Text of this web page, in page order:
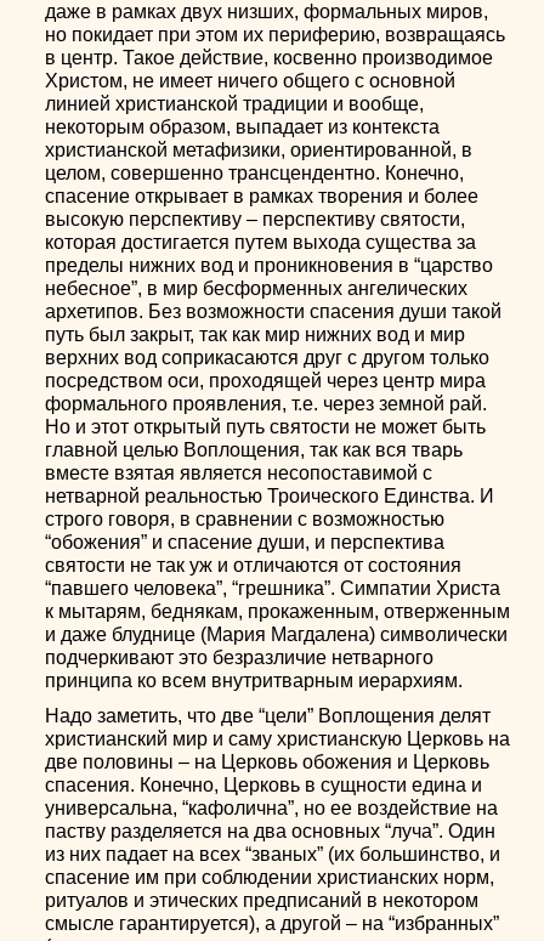
даже в рамках двух низших, формальных миров,
но покидает при этом их периферию, возвращаясь
в центр. Такое действие, косвенно производимое
Христом, не имеет ничего общего с основной
линией христианской традиции и вообще,
некоторым образом, выпадает из контекста
христианской метафизики, ориентированной, в
целом, совершенно трансцендентно. Конечно,
спасение открывает в рамках творения и более
высокую перспективу – перспективу святости,
которая достигается путем выхода существа за
пределы нижних вод и проникновения в “царство
небесное”, в мир бесформенных ангелических
архетипов. Без возможности спасения души такой
путь был закрыт, так как мир нижних вод и мир
верхних вод соприкасаются друг с другом только
посредством оси, проходящей через центр мира
формального проявления, т.е. через земной рай.
Но и этот открытый путь святости не может быть
главной целью Воплощения, так как вся тварь
вместе взятая является несопоставимой с
нетварной реальностью Троического Единства. И
строго говоря, в сравнении с возможностью
“обожения” и спасение души, и перспектива
святости не так уж и отличаются от состояния
“павшего человека”, “грешника”. Симпатии Христа
к мытарям, беднякам, прокаженным, отверженным
и даже блуднице (Мария Магдалена) символически
подчеркивают это безразличие нетварного
принципа ко всем внутритварным иерархиям.
Надо заметить, что две “цели” Воплощения делят
христианский мир и саму христианскую Церковь на
две половины – на Церковь обожения и Церковь
спасения. Конечно, Церковь в сущности едина и
универсальна, “кафолична”, но ее воздействие на
паству разделяется на два основных “луча”. Один
из них падает на всех “званых” (их большинство, и
спасение им при соблюдении христианских норм,
ритуалов и этических предписаний в некотором
смысле гарантируется), а другой – на “избранных”